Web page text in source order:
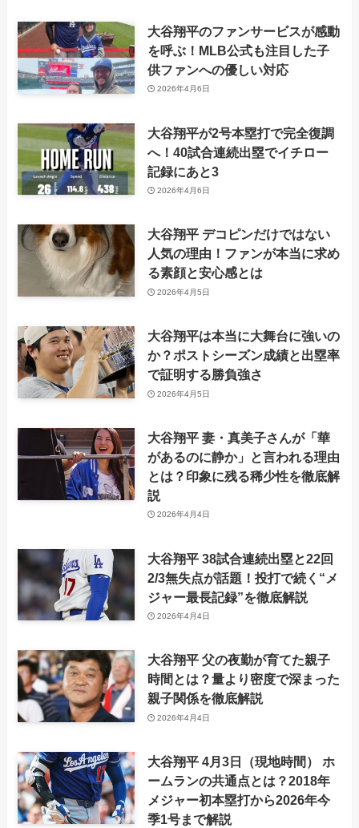
大谷翔平のファンサービスが感動
を呼ぶ！MLB公式も注目した子
供ファンへの優しい対応
2026年4月6日
大谷翔平が2号本塁打で完全復調
へ！40試合連続出塁でイチロー
記録にあと3
2026年4月6日
大谷翔平 デコピンだけではない
人気の理由！ファンが本当に求め
る素顔と安心感とは
2026年4月5日
大谷翔平は本当に大舞台に強いの
か？ポストシーズン成績と出塁率
で証明する勝負強さ
2026年4月5日
大谷翔平 妻・真美子さんが「華
があるのに静か」と言われる理由
とは？印象に残る稀少性を徹底解
説
2026年4月4日
大谷翔平 38試合連続出塁と22回
2/3無失点が話題！投打で続く“メ
ジャー最長記録”を徹底解説
2026年4月4日
大谷翔平 父の夜勤が育てた親子
時間とは？量より密度で深まった
親子関係を徹底解説
2026年4月4日
大谷翔平 4月3日（現地時間） ホ
ームランの共通点とは？2018年
メジャー初本塁打から2026年今
季1号まで解説